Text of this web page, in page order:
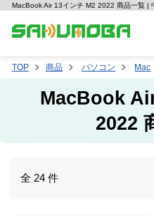
MacBook Air 13インチ M2 2022 商品一覧 |
TOP 商品 パソコン Mac
MacBook
2022
全 24 件